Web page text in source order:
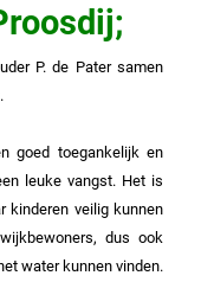
P. de Pater samen
goed toegankelijk en
leuke vangst. Het is
kinderen veilig kunnen
dus ook
water kunnen vinden.